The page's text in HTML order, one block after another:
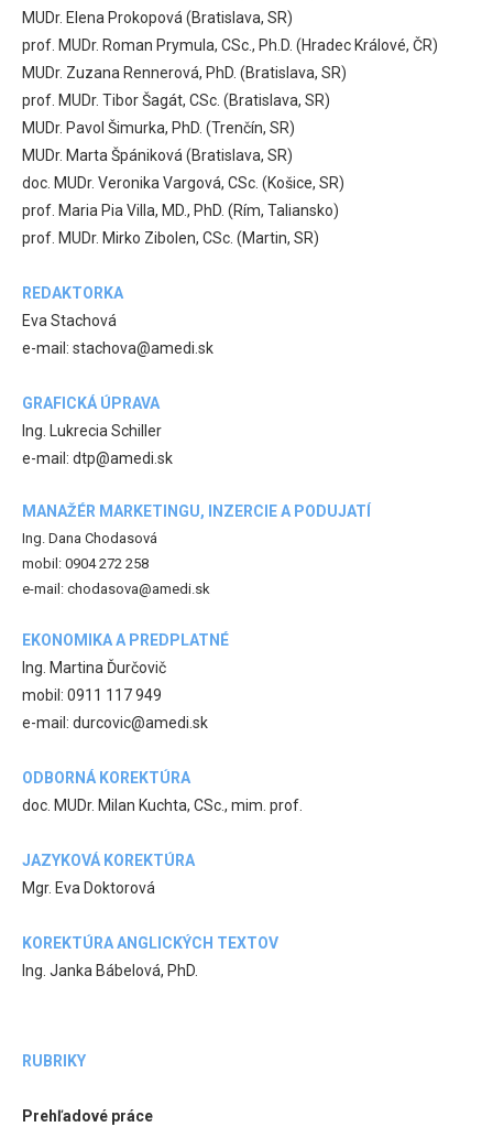
MUDr. Elena Prokopová (Bratislava, SR)
prof. MUDr. Roman Prymula, CSc., Ph.D. (Hradec Králové, ČR)
MUDr. Zuzana Rennerová, PhD. (Bratislava, SR)
prof. MUDr. Tibor Šagát, CSc. (Bratislava, SR)
MUDr. Pavol Šimurka, PhD. (Trenčín, SR)
MUDr. Marta Špániková (Bratislava, SR)
doc. MUDr. Veronika Vargová, CSc. (Košice, SR)
prof. Maria Pia Villa, MD., PhD. (Rím, Taliansko)
prof. MUDr. Mirko Zibolen, CSc. (Martin, SR)
REDAKTORKA
Eva Stachová
e-mail: stachova@amedi.sk
GRAFICKÁ ÚPRAVA
Ing. Lukrecia Schiller
e-mail: dtp@amedi.sk
MANAŽÉR MARKETINGU, INZERCIE A PODUJATÍ
Ing. Dana Chodasová
mobil: 0904 272 258
e-mail: chodasova@amedi.sk
EKONOMIKA A PREDPLATNÉ
Ing. Martina Ďurčovič
mobil: 0911 117 949
e-mail: durcovic@amedi.sk
ODBORNÁ KOREKTÚRA
doc. MUDr. Milan Kuchta, CSc., mim. prof.
JAZYKOVÁ KOREKTÚRA
Mgr. Eva Doktorová
KOREKTÚRA ANGLICKÝCH TEXTOV
Ing. Janka Bábelová, PhD.
RUBRIKY
Prehľadové práce